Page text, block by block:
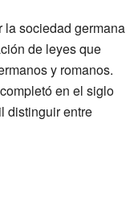
la sociedad germana
de leyes que
y romanos.
en el siglo
distinguir entre